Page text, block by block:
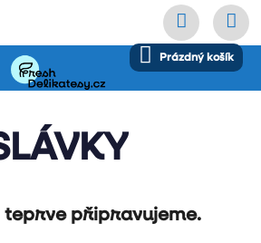
NÁKUPNÍ
Prázdný košík
teprve připravujeme.